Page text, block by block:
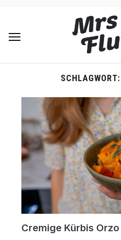
SCHLAGWORT:
Cremige Kürbis